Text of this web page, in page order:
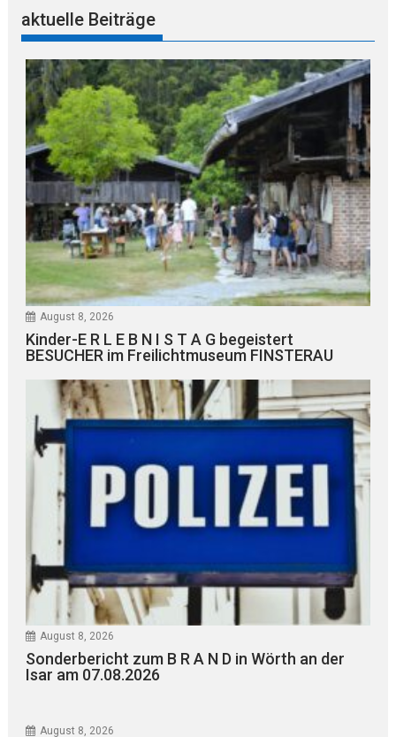
aktuelle Beiträge
August 8, 2026
Kinder-E R L E B N I S T A G begeistert
BESUCHER im Freilichtmuseum FINSTERAU
August 8, 2026
Sonderbericht zum B R A N D in Wörth an der
Isar am 07.08.2026
August 8, 2026